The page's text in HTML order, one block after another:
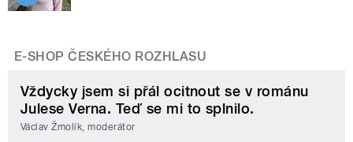
E-SHOP ČESKÉHO ROZHLASU
Vždycky jsem si přál ocitnout se v románu
Julese Verna. Teď se mi to splnilo.
Václav Žmolík, moderátor